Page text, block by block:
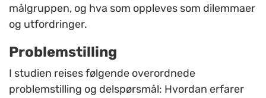
målgruppen, og hva som oppleves som dilemmaer
og utfordringer.
Problemstilling
I studien reises følgende overordnede
problemstilling og delspørsmål: Hvordan erfarer